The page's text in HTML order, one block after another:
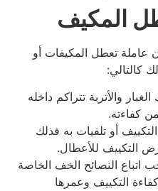
المكيف
تعطل المكيفات أو
والأتربة تتراكم داخله
أو تلفيات به فذلك
للأعطال.
النصائح الخف الخاصة
التكييف وعمرها